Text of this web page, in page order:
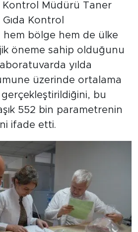
Kontrol Müdürü Taner
Kontrol
hem bölge hem de ülke
öneme sahip olduğunu
yılda
üzerinde ortalama
bu
552 bin parametrenin
ifade etti.